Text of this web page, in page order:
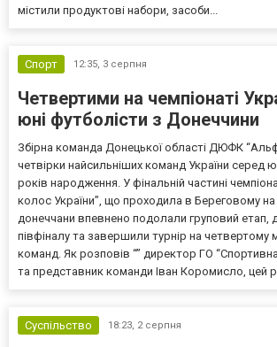
містили продуктові набори, засоби...
Спорт 12:35, 3 серпня
Четвертими на чемпіонаті
юні футболісти з Донеччини
Збірна команда Донецької області ДЮФК
четвірки найсильніших команд України серед
років народження. У фінальній частині
колос України”, що проходила в Береговому на
донеччани впевнено подолали груповий етап,
півфіналу та завершили турнір на четвертому
команд. Як розповів “” директор ГО
та представник команди Іван Коромисло, цей
Суспільство 18:23, 2 серпня